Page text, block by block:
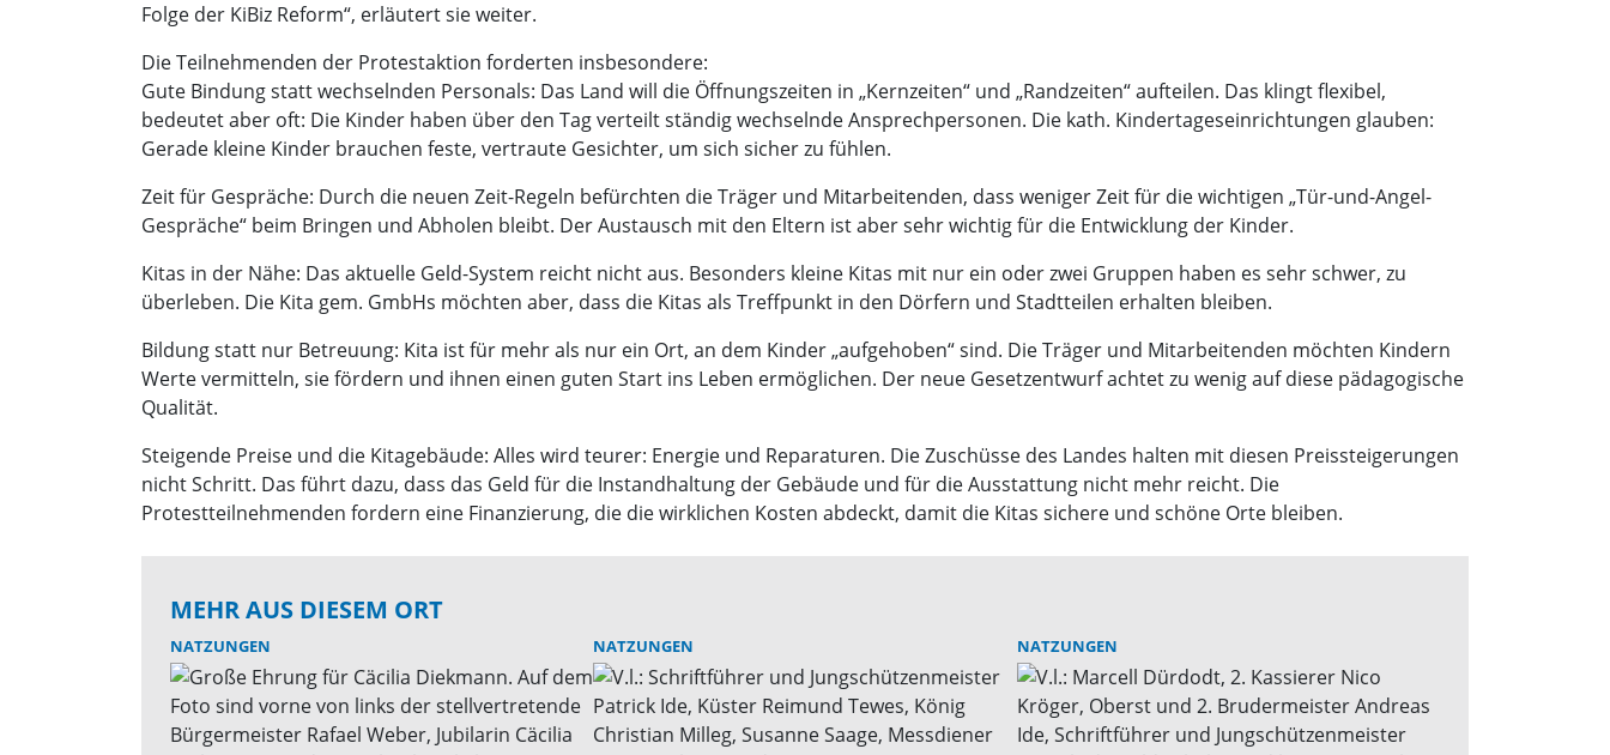
Folge der KiBiz Reform“, erläutert sie weiter.
Die Teilnehmenden der Protestaktion forderten insbesondere:
Gute Bindung statt wechselnden Personals: Das Land will die Öffnungszeiten in „Kernzeiten“ und „Randzeiten“ aufteilen. Das klingt flexibel,
bedeutet aber oft: Die Kinder haben über den Tag verteilt ständig wechselnde Ansprechpersonen. Die kath. Kindertageseinrichtungen glauben:
Gerade kleine Kinder brauchen feste, vertraute Gesichter, um sich sicher zu fühlen.
Zeit für Gespräche: Durch die neuen Zeit-Regeln befürchten die Träger und Mitarbeitenden, dass weniger Zeit für die wichtigen „Tür-und-Angel-
Gespräche“ beim Bringen und Abholen bleibt. Der Austausch mit den Eltern ist aber sehr wichtig für die Entwicklung der Kinder.
Kitas in der Nähe: Das aktuelle Geld-System reicht nicht aus. Besonders kleine Kitas mit nur ein oder zwei Gruppen haben es sehr schwer, zu
überleben. Die Kita gem. GmbHs möchten aber, dass die Kitas als Treffpunkt in den Dörfern und Stadtteilen erhalten bleiben.
Bildung statt nur Betreuung: Kita ist für mehr als nur ein Ort, an dem Kinder „aufgehoben“ sind. Die Träger und Mitarbeitenden möchten Kindern
Werte vermitteln, sie fördern und ihnen einen guten Start ins Leben ermöglichen. Der neue Gesetzentwurf achtet zu wenig auf diese pädagogische
Qualität.
Steigende Preise und die Kitagebäude: Alles wird teurer: Energie und Reparaturen. Die Zuschüsse des Landes halten mit diesen Preissteigerungen
nicht Schritt. Das führt dazu, dass das Geld für die Instandhaltung der Gebäude und für die Ausstattung nicht mehr reicht. Die
Protestteilnehmenden fordern eine Finanzierung, die die wirklichen Kosten abdeckt, damit die Kitas sichere und schöne Orte bleiben.
MEHR AUS DIESEM ORT
NATZUNGEN NATZUNGEN NATZUNGEN